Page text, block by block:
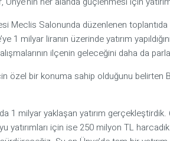
Meclis Salonunda düzenlenen
1 milyar liranın üzerinde yatırım
ilçenin geleceğini daha da
özel bir konuma sahip olduğunu belirten
1 milyar yaklaşan yatırım
yatırımları için ise 250 milyon TL